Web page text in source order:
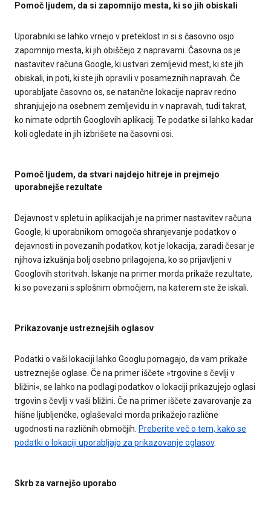
Pomoč ljudem, da si zapomnijo mesta, ki so jih obiskali
Uporabniki se lahko vrnejo v preteklost in si s časovno osjo
zapomnijo mesta, ki jih obiščejo z napravami. Časovna os je
nastavitev računa Google, ki ustvari zemljevid mest, ki ste jih
obiskali, in poti, ki ste jih opravili v posameznih napravah. Če
uporabljate časovno os, se natančne lokacije naprav redno
shranjujejo na osebnem zemljevidu in v napravah, tudi takrat,
ko nimate odprtih Googlovih aplikacij. Te podatke si lahko kadar
koli ogledate in jih izbrišete na časovni osi.
Pomoč ljudem, da stvari najdejo hitreje in prejmejo
uporabnejše rezultate
Dejavnost v spletu in aplikacijah je na primer nastavitev računa
Google, ki uporabnikom omogoča shranjevanje podatkov o
dejavnosti in povezanih podatkov, kot je lokacija, zaradi česar je
njihova izkušnja bolj osebno prilagojena, ko so prijavljeni v
Googlovih storitvah. Iskanje na primer morda prikaže rezultate,
ki so povezani s splošnim območjem, na katerem ste že iskali.
Prikazovanje ustreznejših oglasov
Podatki o vaši lokaciji lahko Googlu pomagajo, da vam prikaže
ustreznejše oglase. Če na primer iščete »trgovine s čevlji v
bližini«, se lahko na podlagi podatkov o lokaciji prikazujejo oglasi
trgovin s čevlji v vaši bližini. Če na primer iščete zavarovanje za
hišne ljubljenčke, oglaševalci morda prikažejo različne
ugodnosti na različnih območjih. Preberite več o tem, kako se
podatki o lokaciji uporabljajo za prikazovanje oglasov.
Skrb za varnejšo uporabo